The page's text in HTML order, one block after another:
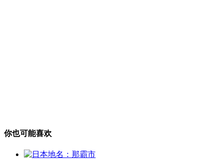
你也可能喜欢